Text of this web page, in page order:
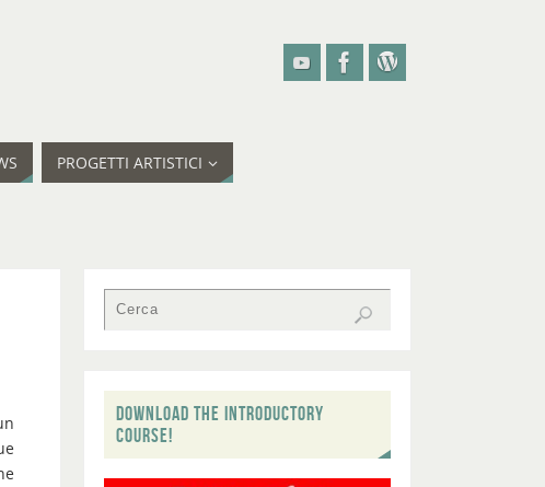
PROGETTI ARTISTICI
DOWNLOAD THE INTRODUCTORY
COURSE!